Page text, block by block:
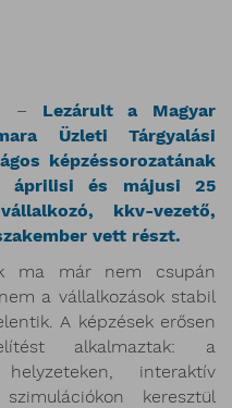
– Lezárult a Magyar
Üzleti Tárgyalási
képzéssorozatának
áprilisi és májusi 25
kkv-vezető,
vett részt.
ma már nem csupán
a vállalkozások stabil
A képzések erősen
alkalmaztak: a
interaktív
keresztül